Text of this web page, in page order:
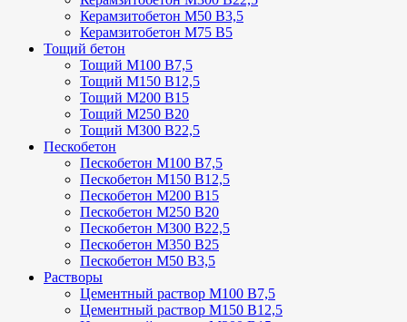
Керамзитобетон М50 В3,5
Керамзитобетон М75 В5
Тощий бетон
Тощий М100 В7,5
Тощий М150 В12,5
Тощий М200 В15
Тощий М250 В20
Тощий М300 В22,5
Пескобетон
Пескобетон М100 В7,5
Пескобетон М150 В12,5
Пескобетон М200 В15
Пескобетон М250 В20
Пескобетон М300 В22,5
Пескобетон М350 В25
Пескобетон М50 В3,5
Растворы
Цементный раствор М100 В7,5
Цементный раствор М150 В12,5